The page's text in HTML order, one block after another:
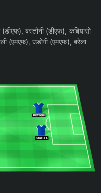
(डीएफ), बस्तोनी (डीएफ), कंबियासो
(एमएफ), उडोगी (एमएफ), बरेला